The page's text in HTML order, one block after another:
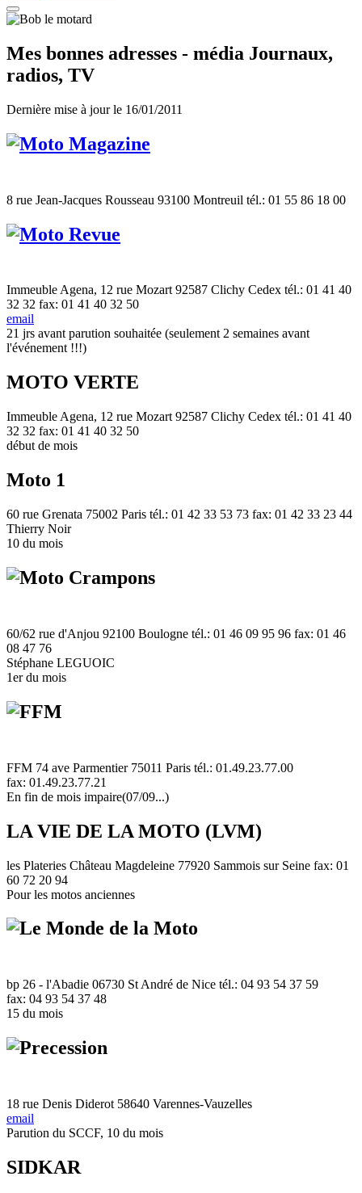
Mes bonnes adresses - média Journaux,
radios, TV
Dernière mise à jour le 16/01/2011
8 rue Jean-Jacques Rousseau 93100 Montreuil tél.: 01 55 86 18 00
Immeuble Agena, 12 rue Mozart 92587 Clichy Cedex tél.: 01 41 40
32 32 fax: 01 41 40 32 50
email
21 jrs avant parution souhaitée (seulement 2 semaines avant
l'événement !!!)
MOTO VERTE
Immeuble Agena, 12 rue Mozart 92587 Clichy Cedex tél.: 01 41 40
32 32 fax: 01 41 40 32 50
début de mois
Moto 1
60 rue Grenata 75002 Paris tél.: 01 42 33 53 73 fax: 01 42 33 23 44
Thierry Noir
10 du mois
60/62 rue d'Anjou 92100 Boulogne tél.: 01 46 09 95 96 fax: 01 46
08 47 76
Stéphane LEGUOIC
1er du mois
FFM 74 ave Parmentier 75011 Paris tél.: 01.49.23.77.00
fax: 01.49.23.77.21
En fin de mois impaire(07/09...)
LA VIE DE LA MOTO (LVM)
les Plateries Château Magdeleine 77920 Sammois sur Seine fax: 01
60 72 20 94
Pour les motos anciennes
bp 26 - l'Abadie 06730 St André de Nice tél.: 04 93 54 37 59
fax: 04 93 54 37 48
15 du mois
18 rue Denis Diderot 58640 Varennes-Vauzelles
email
Parution du SCCF, 10 du mois
SIDKAR